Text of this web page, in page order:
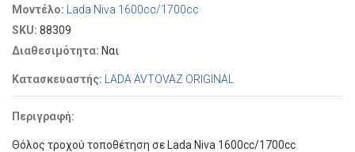
Μοντέλο:
Lada Niva 1600cc/1700cc
SKU: 88309
Διαθεσιμότητα: Ναι
Κατασκευαστής: LADA AVTOVAZ ORIGINAL
Περιγραφή:
Θόλος τροχού τοποθέτηση σε Lada Niva 1600cc/1700cc